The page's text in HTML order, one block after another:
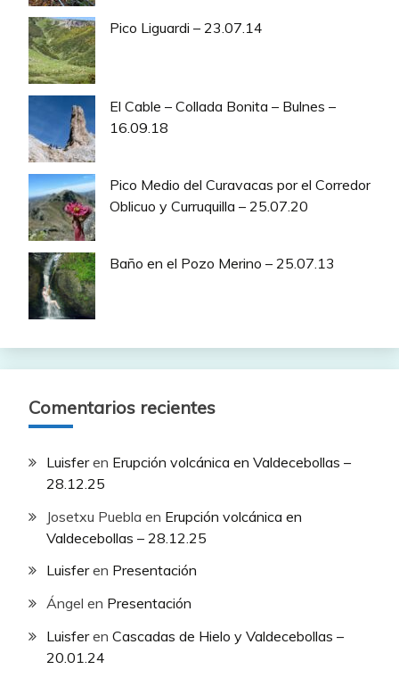
Pico Liguardi – 23.07.14
El Cable – Collada Bonita – Bulnes –
16.09.18
Pico Medio del Curavacas por el Corredor
Oblicuo y Curruquilla – 25.07.20
Baño en el Pozo Merino – 25.07.13
Comentarios recientes
Luisferen Erupción volcánica en Valdecebollas –
28.12.25
Josetxu Puebla en Erupción volcánica en
Valdecebollas – 28.12.25
Luisferen Presentación
Ángel en Presentación
Luisferen Cascadas de Hielo y Valdecebollas –
20.01.24